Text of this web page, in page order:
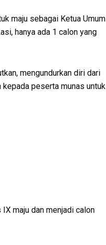
maju sebagai Ketua Umum
hanya ada 1 calon yang
mengundurkan diri dari
peserta munas untuk
maju dan menjadi calon